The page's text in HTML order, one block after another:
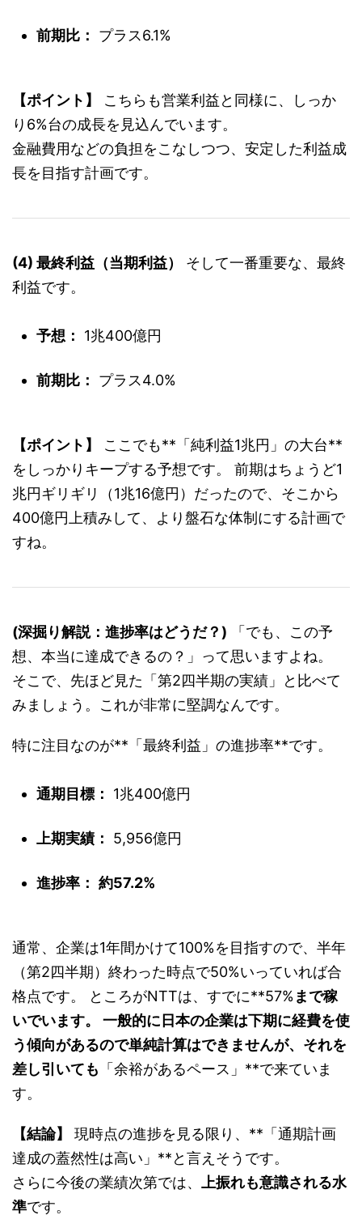
前期比： プラス6.1%
【ポイント】
こちらも営業利益と同様に、しっか
り6%台の成長を見込んでいます。
金融費用などの負担をこなしつつ、安定した利益成
長を目指す計画です。
(4) 最終利益（当期利益）
そして一番重要な、最終
利益です。
予想： 1兆400億円
前期比： プラス4.0%
【ポイント】
ここでも**「純利益1兆円」の大台**
をしっかりキープする予想です。 前期はちょうど1
兆円ギリギリ（1兆16億円）だったので、そこから
400億円上積みして、より盤石な体制にする計画で
すね。
(深掘り解説：進捗率はどうだ？) 「でも、この予
想、本当に達成できるの？」って思いますよね。
そこで、先ほど見た「第2四半期の実績」と比べて
みましょう。これが非常に堅調なんです。
特に注目なのが**「最終利益」の進捗率**です。
通期目標： 1兆400億円
上期実績： 5,956億円
進捗率： 約57.2%
通常、企業は1年間かけて100%を目指すので、半年
（第2四半期）終わった時点で50%いっていれば合
格点です。 ところがNTTは、すでに**57% まで稼
いでいます。 一般的に日本の企業は下期に経費を使
う傾向があるので単純計算はできませんが、それを
差し引いても 「余裕があるペース」**で来ていま
す。
【結論】
現時点の進捗を見る限り、**「通期計画
達成の蓋然性は高い」**と言えそうです。
さらに今後の業績次第では、
上振れも意識される水
準です。